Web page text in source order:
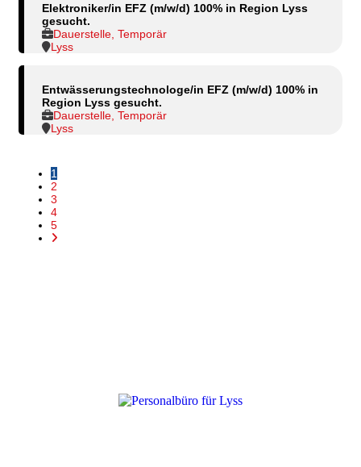
Elektroniker/in EFZ (m/w/d) 100% in Region Lyss
gesucht.
Dauerstelle, Temporär
Lyss
Entwässerungstechnologe/in EFZ (m/w/d) 100% in
Region Lyss gesucht.
Dauerstelle, Temporär
Lyss
1
2
3
4
5